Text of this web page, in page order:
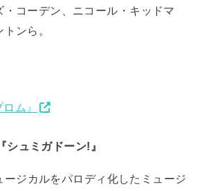
コーデン、ニコール・キッドマ
ンら。
ム』
シュミガドーン!』
ジカルをパロディ化したミュージ